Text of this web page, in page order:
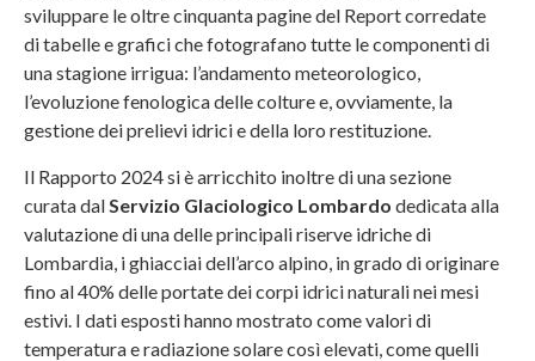
sviluppare le oltre cinquanta pagine del Report corredate
di tabelle e grafici che fotografano tutte le componenti di
una stagione irrigua: l’andamento meteorologico,
l’evoluzione fenologica delle colture e, ovviamente, la
gestione dei prelievi idrici e della loro restituzione.
Il Rapporto 2024 si è arricchito inoltre di una sezione
curata dal Servizio Glaciologico Lombardo dedicata alla
valutazione di una delle principali riserve idriche di
Lombardia, i ghiacciai dell’arco alpino, in grado di originare
fino al 40% delle portate dei corpi idrici naturali nei mesi
estivi. I dati esposti hanno mostrato come valori di
temperatura e radiazione solare così elevati, come quelli